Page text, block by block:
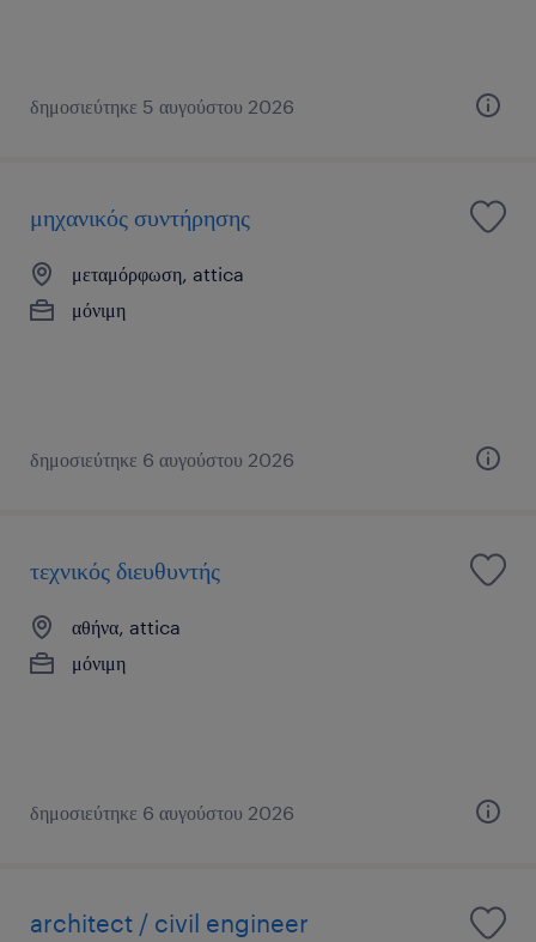
δημοσιεύτηκε 5 αυγούστου 2026
μηχανικός συντήρησης
μεταμόρφωση, attica
μόνιμη
δημοσιεύτηκε 6 αυγούστου 2026
τεχνικός διευθυντής
αθήνα, attica
μόνιμη
δημοσιεύτηκε 6 αυγούστου 2026
architect / civil engineer